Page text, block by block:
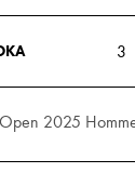
3
2025 Homme